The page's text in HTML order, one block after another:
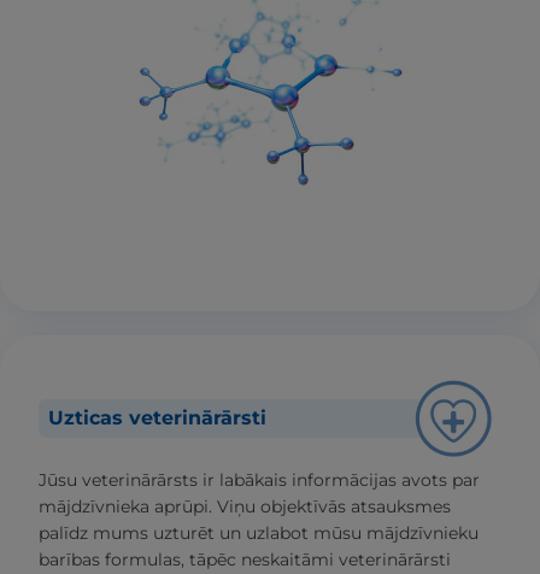
Uzticas veterinārārsti
Jūsu veterinārārsts ir labākais informācijas avots par
mājdzīvnieka aprūpi. Viņu objektīvās atsauksmes
palīdz mums uzturēt un uzlabot mūsu mājdzīvnieku
barības formulas, tāpēc neskaitāmi veterinārārsti